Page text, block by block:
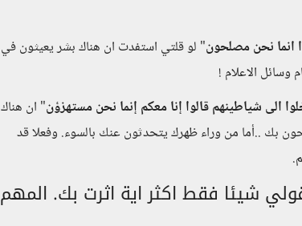
انما نحن مصلحون" لو قلتي استفدت ان هناك بشر يعيثون في
وسائل الاعلام !
الى شياطينهم قالوا إنا معكم إنما نحن مستهزؤن" ان هناك
بك ..أما من وراء ظهرك يتحدثون عنك بالسوء. وفعلا قد
شيئا فقط اكثر اية اثرت بك. المهم